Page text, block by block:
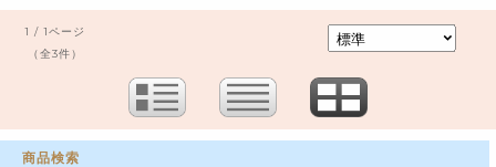
1 / 1ページ
（全3件）
商品検索